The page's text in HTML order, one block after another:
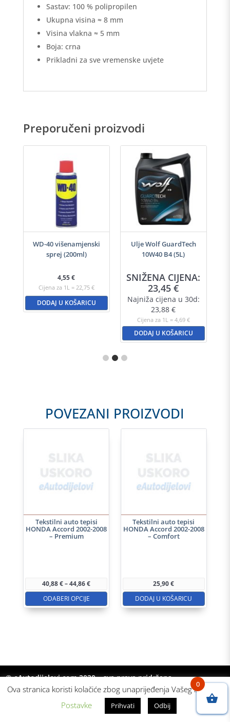
Sastav: 100 % polipropilen
Ukupna visina ≈ 8 mm
Visina vlakna ≈ 5 mm
Boja: crna
Prikladni za sve vremenske uvjete
Preporučeni proizvodi
WD-40 višenamjenski
sprej (200ml)
4,55€
Cijena za 1L = 22,75 €
DODAJ U KOŠARICU
Ulje Wolf GuardTech
10W40 B4 (5L)
SNIŽENA CIJENA:
23,45€
Najniža cijena u 30d:
23,88€
Cijena za 1L = 4,69 €
DODAJ U KOŠARICU
POVEZANI PROIZVODI
Tekstilni auto tepisi
HONDA Accord 2002-2008
– Premium
40,88€–44,86€Raspon
cijena:
40,88 €
do
ODABERI OPCIJE
više
varijanti.
Tekstilni auto tepisi
HONDA Accord 2002-2008
– Comfort
25,90€
DODAJ U KOŠARICU
© eAutodijelovi.com 2020 – sva prava pridržana
Ova stranica koristi kolačiće zbog unaprijeđenja Vašeg iskustva.
Postavke
Prihvati Odbij
0